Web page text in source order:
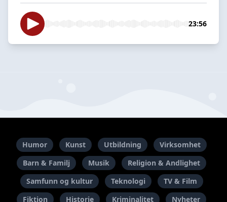
23:56
Humor Kunst Utbildning
Virksomhet
Barn & Familj
Musik
Religion & Andlighet
Samfunn og kultur
Teknologi
TV & Film
Fiktion
Historie Kriminalitet Nyheter